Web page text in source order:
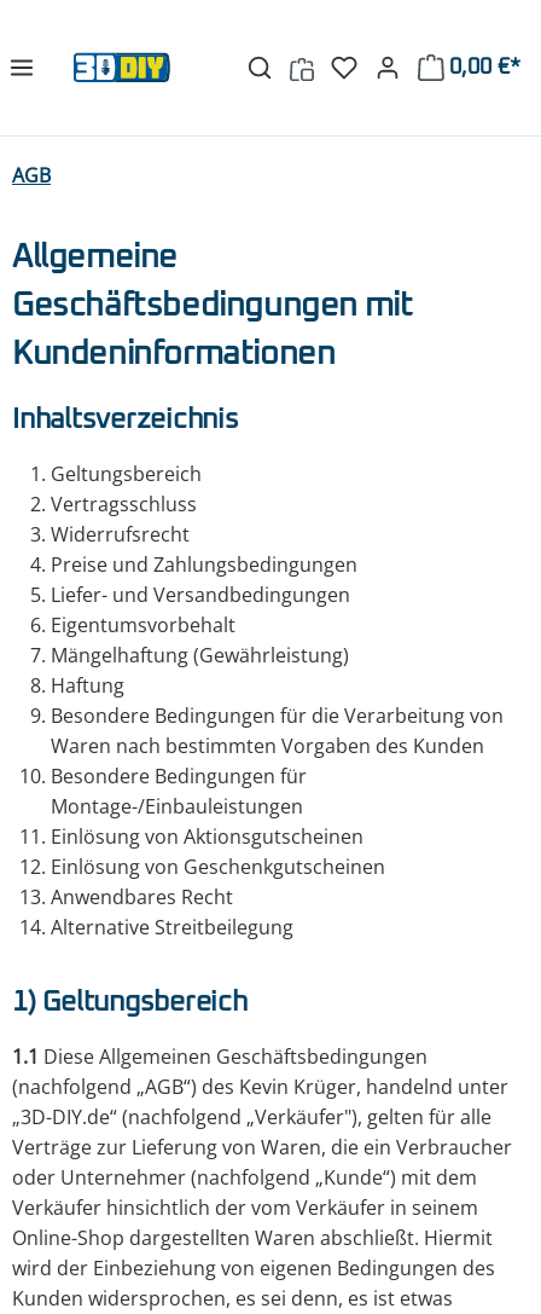
0,00 €*
AGB
Allgemeine
Geschäftsbedingungen mit
Kundeninformationen
Inhaltsverzeichnis
Geltungsbereich
Vertragsschluss
Widerrufsrecht
Preise und Zahlungsbedingungen
Liefer- und Versandbedingungen
Eigentumsvorbehalt
Mängelhaftung (Gewährleistung)
Haftung
Besondere Bedingungen für die Verarbeitung von
Waren nach bestimmten Vorgaben des Kunden
Besondere Bedingungen für
Montage-/Einbauleistungen
Einlösung von Aktionsgutscheinen
Einlösung von Geschenkgutscheinen
Anwendbares Recht
Alternative Streitbeilegung
1) Geltungsbereich
1.1 Diese Allgemeinen Geschäftsbedingungen
(nachfolgend „AGB“) des Kevin Krüger, handelnd unter
„3D-DIY.de“ (nachfolgend „Verkäufer"), gelten für alle
Verträge zur Lieferung von Waren, die ein Verbraucher
oder Unternehmer (nachfolgend „Kunde“) mit dem
Verkäufer hinsichtlich der vom Verkäufer in seinem
Online-Shop dargestellten Waren abschließt. Hiermit
wird der Einbeziehung von eigenen Bedingungen des
Kunden widersprochen, es sei denn, es ist etwas